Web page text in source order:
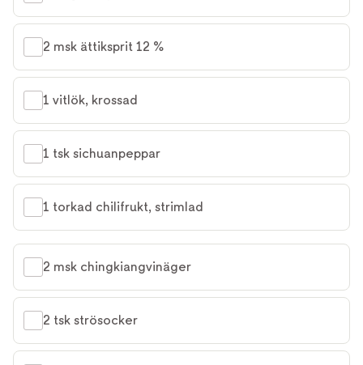
2 msk ättiksprit 12 %
1 vitlök, krossad
1 tsk sichuanpeppar
1 torkad chilifrukt, strimlad
2 msk chingkiangvinäger
2 tsk strösocker